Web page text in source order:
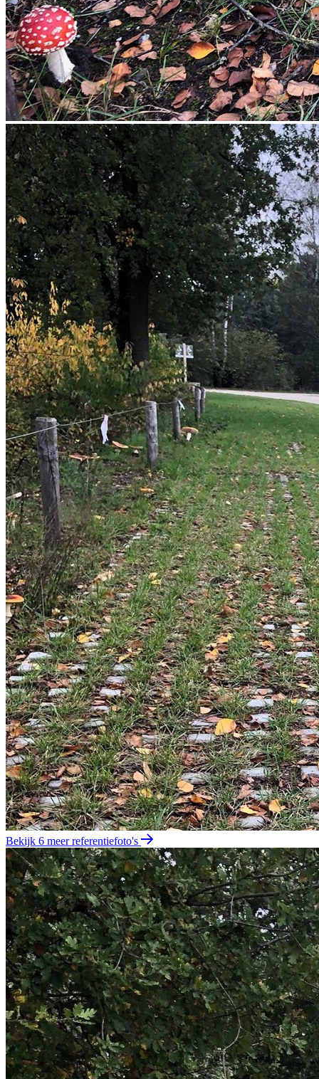
Bekijk 6 meer referentiefoto's